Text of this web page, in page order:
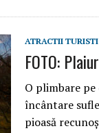
ATRACTII
FOTO:
O plimbare
încântare
pioasă